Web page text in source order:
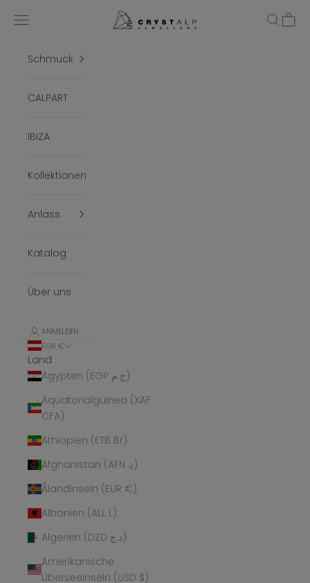
crystalpjewelry
Menü Suchen
Schmuck
CALPART
IBIZA
Kollektionen
Anlass
Katalog
Über uns
ANMELDEN
EUR €
Land
Ägypten (EGP ج.م)
Äquatorialguinea (XAF
CFA)
Äthiopien (ETB Br)
Afghanistan (AFN ؋)
Ålandinseln (EUR €)
Albanien (ALL L)
Algerien (DZD د.ج)
Amerikanische
Überseeinseln (USD $)